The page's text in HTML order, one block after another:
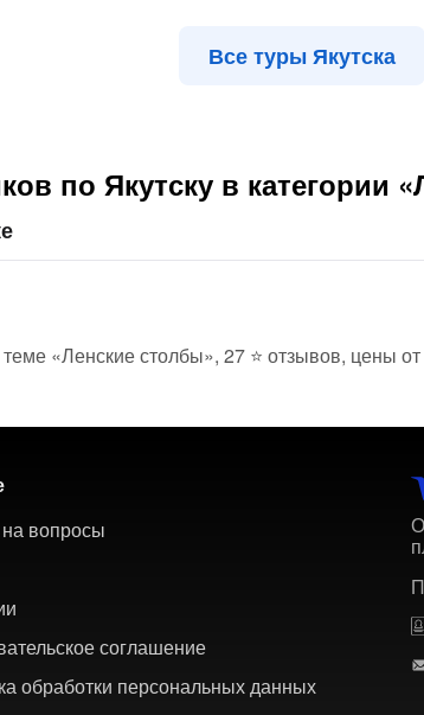
Все туры Якутска
по Якутску в категории
«Ленские столбы», 27 ⭐ отзывов, цены
вопросы
соглашение
обработки персональных данных